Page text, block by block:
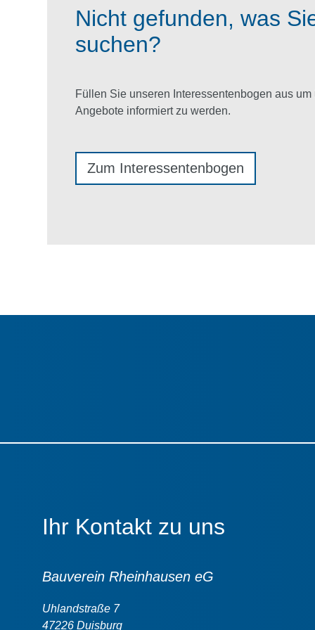
Nicht gefunden, was
suchen?
Füllen Sie unseren Interessentenbogen aus
Angebote informiert zu werden.
Zum Interessentenbogen
Ihr Kontakt zu uns
Bauverein Rheinhausen eG
Uhlandstraße 7
47226 Duisburg